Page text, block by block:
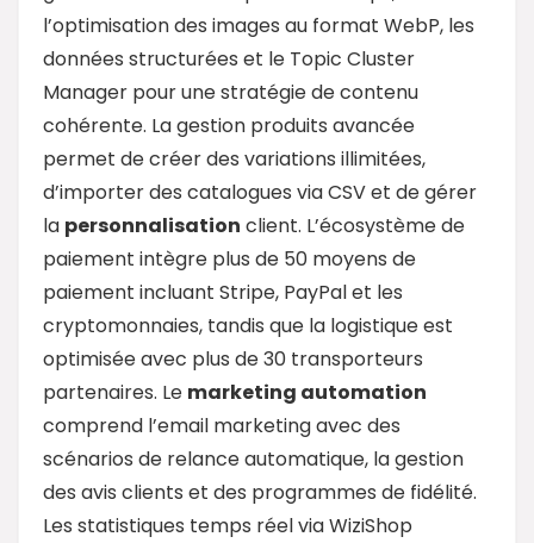
l’optimisation des images au format WebP, les
données structurées et le Topic Cluster
Manager pour une stratégie de contenu
cohérente. La gestion produits avancée
permet de créer des variations illimitées,
d’importer des catalogues via CSV et de gérer
la personnalisation client. L’écosystème de
paiement intègre plus de 50 moyens de
paiement incluant Stripe, PayPal et les
cryptomonnaies, tandis que la logistique est
optimisée avec plus de 30 transporteurs
partenaires. Le marketing automation
comprend l’email marketing avec des
scénarios de relance automatique, la gestion
des avis clients et des programmes de fidélité.
Les statistiques temps réel via WiziShop